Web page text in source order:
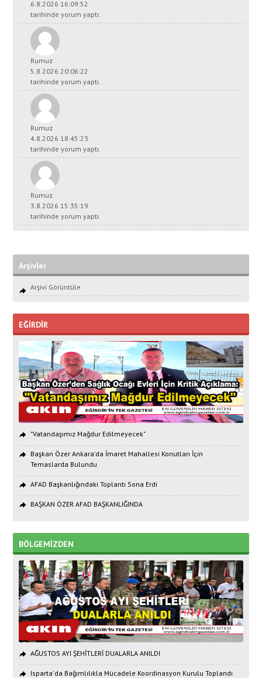
6.8.2026 16:09:52
tarihinde yorum yaptı.
Rumuz
5.8.2026 20:06:22
tarihinde yorum yaptı.
Rumuz
4.8.2026 18:45:23
tarihinde yorum yaptı.
Rumuz
3.8.2026 15:35:19
tarihinde yorum yaptı.
Arşivler
Arşivi Görüntüle
EĞİRDİR
"Vatandaşımız Mağdur Edilmeyecek"
Başkan Özer Ankara’da İmaret Mahallesi Konutları İçin
Temaslarda Bulundu
AFAD Başkanlığındaki Toplantı Sona Erdi
BAŞKAN ÖZER AFAD BAŞKANLIĞINDA
BÖLGEMİZDEN
AĞUSTOS AYI ŞEHİTLERİ DUALARLA ANILDI
Isparta'da Bağımlılıkla Mücadele Koordinasyon Kurulu Toplandı